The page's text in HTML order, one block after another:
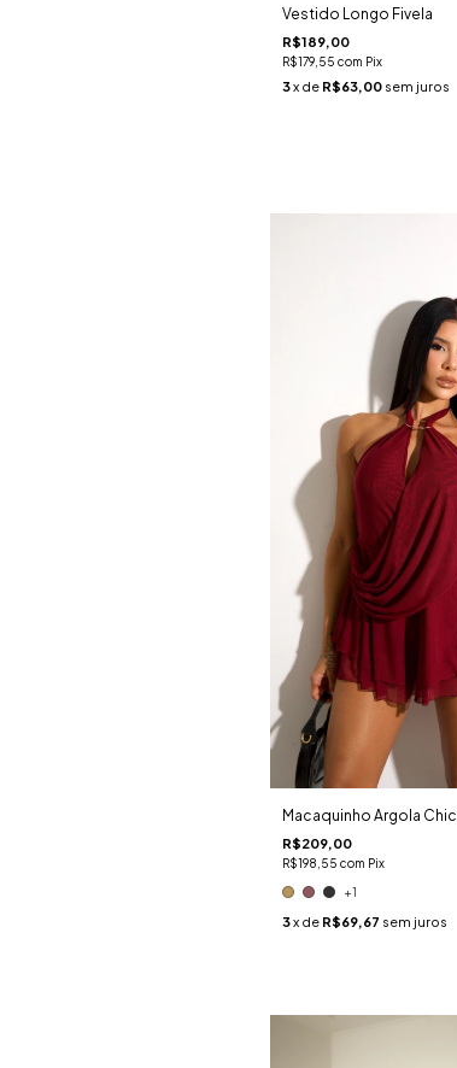
Vestido Longo Fivela
R$189,00
R$179,55 com Pix
3x de R$63,00 sem juros
Macaquinho Argola Chic
R$209,00
R$198,55 com Pix
+1
3x de R$69,67 sem juros